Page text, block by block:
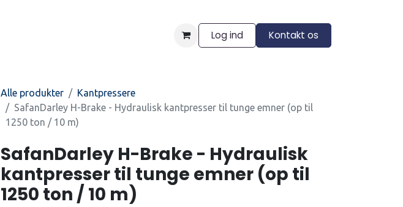
Log ind Kontakt os
Alle produkter
Kantpressere
SafanDarley H-Brake - Hydraulisk kantpresser til tunge emner (op til
1250 ton / 10 m)
SafanDarley H-Brake - Hydraulisk
kantpresser til tunge emner (op til
1250 ton / 10 m)